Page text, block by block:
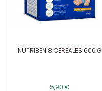
NUTRIBEN 8 CEREALES 600 G
5,90 €